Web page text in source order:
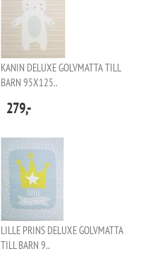
KANIN DELUXE GOLVMATTA TILL
BARN 95X125..
279,-
LILLE PRINS DELUXE GOLVMATTA
TILL BARN 9..